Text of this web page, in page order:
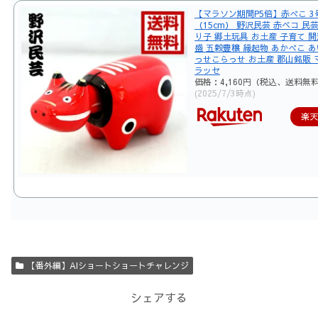
【マラソン期間P5倍】赤べこ 3
（15cm） 野沢民芸 赤ベコ 民
り子 郷土玩具 お土産 子育て
盛 五穀豊穣 縁起物 あかべこ
っせこらっせ お土産 郡山銘販
ラッセ
価格：4,160円（税込、送料無
(2025/7/3時点)
楽
【番外編】AIショートショートチャレンジ
シェアする